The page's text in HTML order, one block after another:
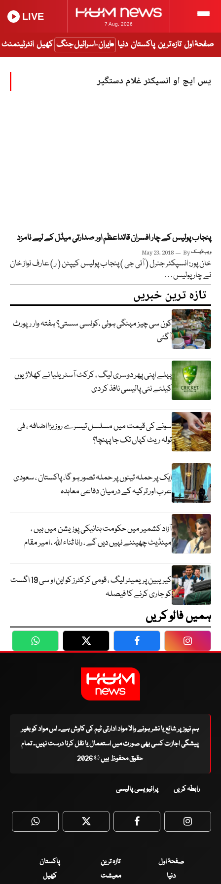
7 Aug, 2026
LIVE
صفحۂ اول تازہ ترین پاکستان دنیا ایران-اسرائیل جنگ کھیل انٹرٹینمنٹ
یس ایچ او انسپکٹر غلام دستگیر
پنجاب پولیس کے چار افسران قائداعظم اور صدارتی میڈل کے لیے نامزد
May 23, 2018 Byویب ڈیسک
خان پور: انسپکٹر جنرل ( آئی جی ) پنجاب پولیس کیپٹن ( ر ) عارف نواز خان
نے چار پولیس…
تازہ ترین خبریں
کون سی چیز مہنگی ہوئی ،کونسی سستی؟ ہفتہ وار رپورٹ
آگئی
پہلے اپنی پھر دوسری لیگ ، کرکٹ آسٹریلیا نے کھلاڑیوں
کیلئے نئی پالیسی نافذ کر دی
سونے کی قیمت میں مسلسل تیسرے روز بڑا اضافہ ، فی
تولہ ریٹ کہاں تک جا پہنچا؟
ایک پر حملہ تینوں پر حملہ تصور ہو گا، پاکستان ، سعودی
عرب اور ترکیہ کے درمیان دفاعی معاہدہ
آزاد کشمیر میں حکومت بنانیکی پوزیشن میں ہیں ،
مینڈیٹ چھیننے نہیں دیں گے ، رانا ثناء اللہ ، امیر مقام
کیریبین پریمیئر لیگ ، قومی کرکٹرز کو این او سی 19 اگست
کو جاری کرنے کا فیصلہ
ہمیں فالو کریں
WhatsApp Twitter Facebook
ہم نیوز پر شائع یا نشر ہونے والا مواد ادارتی ٹیم کی کاوش ہے۔ اس مواد کو بغیر
پیشگی اجازت کسی بھی صورت میں استعمال یا نقل کرنا درست نہیں۔ تمام
حقوق محفوظ ہیں © 2026
رابطہ کریں پرائیویسی پالیسی
WhatsApp Twitter Facebook
صفحۂ اول تازہ ترین
پاکستان
دنیا
معیشت کھیل